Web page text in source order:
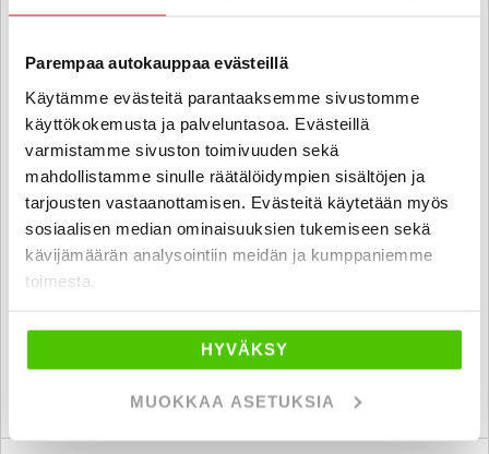
Parempaa autokauppaa evästeillä
Käytämme evästeitä parantaaksemme sivustomme
käyttökokemusta ja palveluntasoa. Evästeillä
varmistamme sivuston toimivuuden sekä
mahdollistamme sinulle räätälöidympien sisältöjen ja
tarjousten vastaanottamisen. Evästeitä käytetään myös
sosiaalisen median ominaisuuksien tukemiseen sekä
kävijämäärän analysointiin meidän ja kumppaniemme
toimesta.
HYVÄKSY
MUOKKAA ASETUKSIA
BMW 328
- 6 kk korotonta ja kulutonta maksuaikaa! - Suomi auto / Jakoketju
juuri vaihdettu! / muistipenkit / Profnavi / P.tutkat / Ilmastointi /
Vakkari
2012 , Automaatti, Bensiini, 263 000 km
alk. 151 € / kk
helsinki
KATSO TIEDOT WHATSAPP